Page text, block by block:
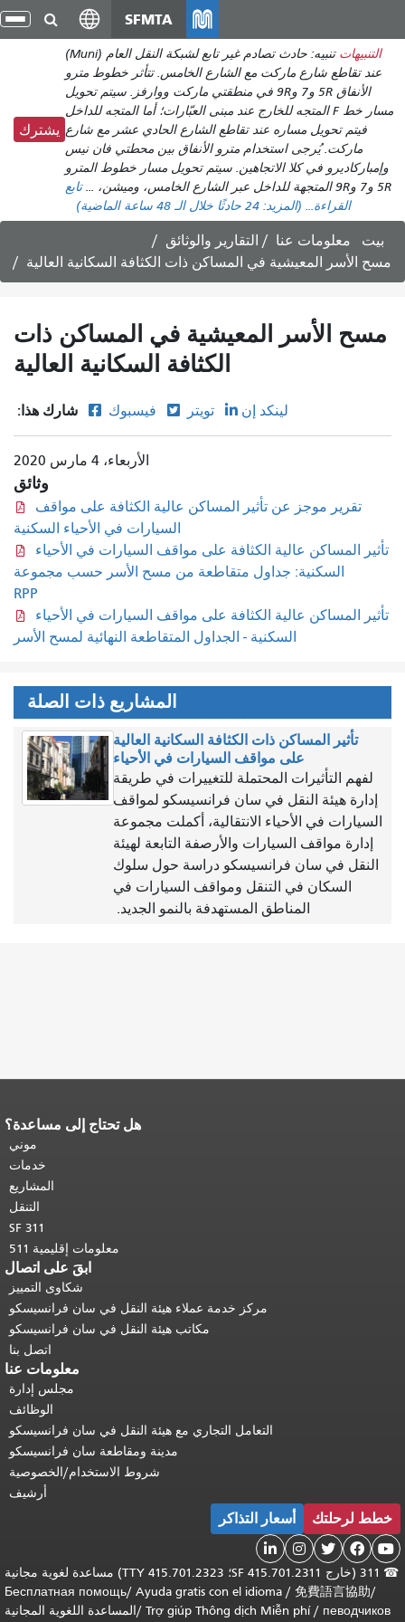
انتقل
إلى
المحتوى
الرئيسي
SFMTA
التنبيهات
تنبيه: حادث تصادم غير تابع لشبكة النقل العام (Muni)
عند تقاطع شارع ماركت مع الشارع الخامس. تتأثر خطوط مترو
الأنفاق 5R و7 و9R في منطقتي ماركت ووارفز. سيتم تحويل
مسار خط F المتجه للخارج عند مبنى العبّارات؛ أما المتجه للداخل
فيتم تحويل مساره عند تقاطع الشارع الحادي عشر مع شارع
ماركت. يُرجى استخدام مترو الأنفاق بين محطتي فان نيس
وإمباركاديرو في كلا الاتجاهين. سيتم تحويل مسار خطوط المترو
5R و7 و9R المتجهة للداخل عبر الشارع الخامس، وميشن، ...
تابع
القراءة... (المزيد: 24 حادثًا خلال الـ 48 ساعة الماضية)
يشترك
بيت معلومات عنا
التقارير والوثائق
مسح الأسر المعيشية في المساكن ذات الكثافة السكانية العالية
مسح الأسر المعيشية في المساكن ذات
الكثافة السكانية العالية
شارك هذا: فيسبوك تويتر لينكد إن
الأربعاء، 4 مارس 2020
وثائق
تقرير موجز عن تأثير المساكن عالية الكثافة على مواقف
السيارات في الأحياء السكنية
تأثير المساكن عالية الكثافة على مواقف السيارات في الأحياء
السكنية: جداول متقاطعة من مسح الأسر حسب مجموعة
RPP
تأثير المساكن عالية الكثافة على مواقف السيارات في الأحياء
السكنية - الجداول المتقاطعة النهائية لمسح الأسر
المشاريع ذات الصلة
تأثير المساكن ذات الكثافة السكانية العالية
على مواقف السيارات في الأحياء
لفهم التأثيرات المحتملة للتغييرات في طريقة
إدارة هيئة النقل في سان فرانسيسكو لمواقف
السيارات في الأحياء الانتقالية، أكملت مجموعة
إدارة مواقف السيارات والأرصفة التابعة لهيئة
النقل في سان فرانسيسكو دراسة حول سلوك
السكان في التنقل ومواقف السيارات في
المناطق المستهدفة بالنمو الجديد.
هل تحتاج إلى مساعدة؟
موني
خدمات
المشاريع
التنقل
SF 311
معلومات إقليمية 511
ابقَ على اتصال
شكاوى التمييز
مركز خدمة عملاء هيئة النقل في سان فرانسيسكو
مكاتب هيئة النقل في سان فرانسيسكو
اتصل بنا
معلومات عنا
مجلس إدارة
الوظائف
التعامل التجاري مع هيئة النقل في سان فرانسيسكو
مدينة ومقاطعة سان فرانسيسكو
شروط الاستخدام/الخصوصية
أرشيف
خطط لرحلتك أسعار التذاكر





☎
311 (خارج SF 415.701.2311؛ TTY 415.701.2323) مساعدة لغوية مجانية
/
免費語言協助
/
Ayuda gratis con el idioma
/
Бесплатная помощь
певодчиков
/
Trợ giúp Thông dịch Miễn phí
/المساعدة اللغوية المجانية